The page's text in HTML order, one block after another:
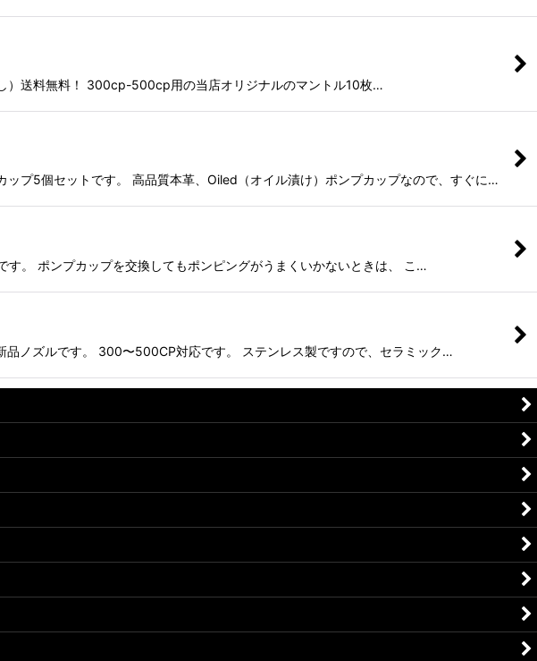
送料無料！ 300cp-500cp用の当店オリジナルのマントル10枚…
プ5個セットです。 高品質本革、Oiled（オイル漬け）ポンプカップなので、すぐに…
。 ポンプカップを交換してもポンピングがうまくいかないときは、 こ…
ズルです。 300〜500CP対応です。 ステンレス製ですので、セラミック…